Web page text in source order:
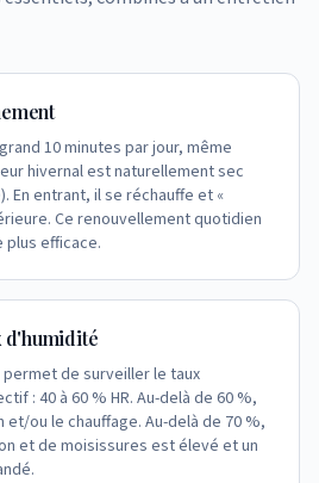
10 minutes par jour, même
hivernal est naturellement sec
En entrant, il se réchauffe et «
Ce renouvellement quotidien
efficace.
d'humidité
permet de surveiller le taux
: 40 à 60 % HR. Au-delà de 60 %,
ou le chauffage. Au-delà de 70 %,
et de moisissures est élevé et un